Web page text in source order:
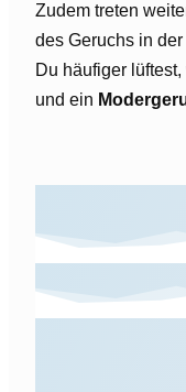
Zudem treten
des Geruchs in
Du häufiger lüftest,
und ein